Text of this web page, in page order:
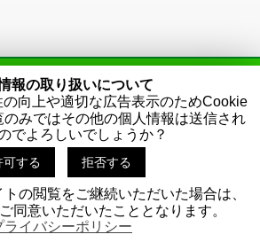
ィング
売繁盛マーケティング All Rights Reserved.
報の取り扱いについて
向上や適切な広告表示のためCookie
のみではその他の個人情報は送信され
でよろしいでしょうか？
可する 拒否する
の閲覧をご継続いただいた場合は、
同意いただいたこととなります。
ライバシーポリシー